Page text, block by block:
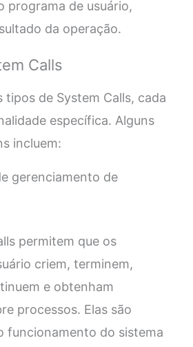
programa de usuário,
da operação.
Calls
tipos de System Calls, cada
específica. Alguns
incluem:
gerenciamento de
permitem que os
criem, terminem,
e obtenham
processos. Elas são
funcionamento do sistema